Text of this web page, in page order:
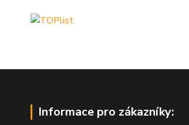
Informace pro zákazníky: